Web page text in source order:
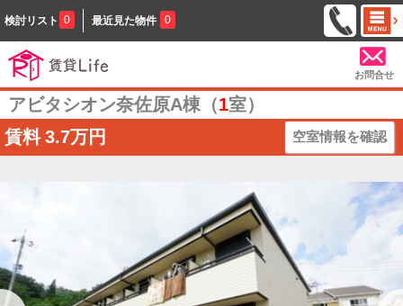
検討リスト 0 最近見た物件 0
お問合せ
アビタシオン奈佐原A棟（1室）
賃料 3.7万円 空室情報を確認